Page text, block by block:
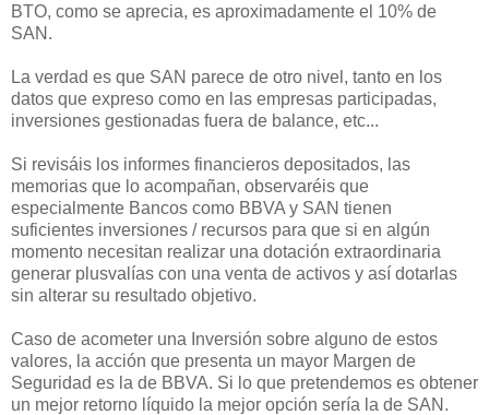
BTO, como se aprecia, es aproximadamente el 10% de
SAN.
La verdad es que SAN parece de otro nivel, tanto en los
datos que expreso como en las empresas participadas,
inversiones gestionadas fuera de balance, etc...
Si revisáis los informes financieros depositados, las
memorias que lo acompañan, observaréis que
especialmente Bancos como BBVA y SAN tienen
suficientes inversiones / recursos para que si en algún
momento necesitan realizar una dotación extraordinaria
generar plusvalías con una venta de activos y así dotarlas
sin alterar su resultado objetivo.
Caso de acometer una Inversión sobre alguno de estos
valores, la acción que presenta un mayor Margen de
Seguridad es la de BBVA. Si lo que pretendemos es obtener
un mejor retorno líquido la mejor opción sería la de SAN.